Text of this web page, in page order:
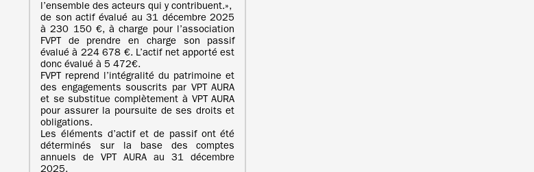
l’ensemble des acteurs qui y contribuent.»,
de son actif évalué au 31 décembre 2025
à 230 150 €, à charge pour l’association
FVPT de prendre en charge son passif
évalué à 224 678 €. L’actif net apporté est
donc évalué à 5 472€.
FVPT reprend l’intégralité du patrimoine et
des engagements souscrits par VPT AURA
et se substitue complètement à VPT AURA
pour assurer la poursuite de ses droits et
obligations.
Les éléments d’actif et de passif ont été
déterminés sur la base des comptes
annuels de VPT AURA au 31 décembre